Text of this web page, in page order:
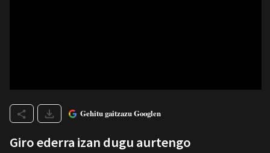
Gehitu gaitzazu Googlen
Giro ederra izan dugu aurtengo